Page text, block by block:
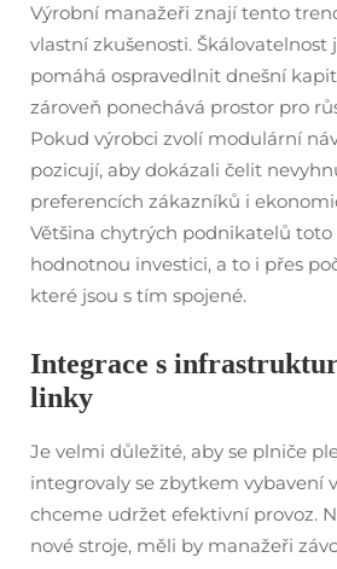
Výrobní manažeři znají tento
vlastní zkušenosti. Škálovatelnost
pomáhá ospravedlnit dnešní
zároveň ponechává prostor pro
Pokud výrobci zvolí modulární
pozicují, aby dokázali čelit
preferencích zákazníků i
Většina chytrých podnikatelů
hodnotnou investici, a to i přes
které jsou s tím spojené.
Integrace s
linky
Je velmi důležité, aby se plniče
integrovaly se zbytkem vybavení
chceme udržet efektivní provoz.
nové stroje, měli by manažeři